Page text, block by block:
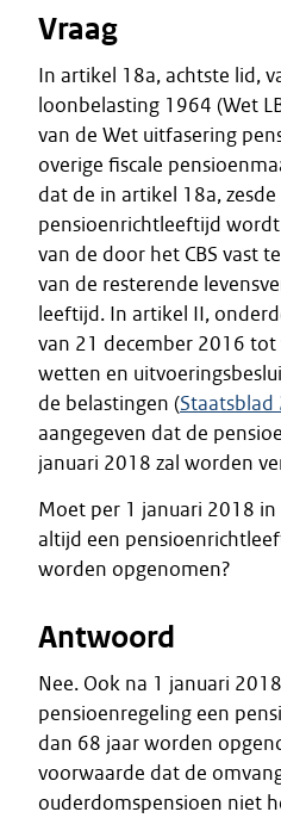
Vraag
In artikel 18a, achtste lid,
loonbelasting 1964 (Wet
van de Wet uitfasering
overige fiscale
dat de in artikel 18a,
pensioenrichtleeftijd
van de door het CBS vast
van de resterende
leeftijd. In artikel II,
van 21 december 2016 tot
wetten en
de belastingen (
aangegeven dat de
januari 2018 zal worden
Moet per 1 januari 2018
altijd een
worden opgenomen?
Antwoord
Nee. Ook na 1 januari
pensioenregeling een
dan 68 jaar worden
voorwaarde dat de
ouderdomspensioen niet